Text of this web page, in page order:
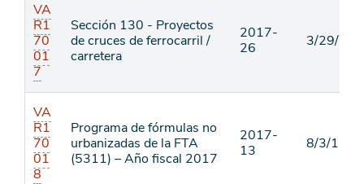
VA
R1
70
01
7
Sección 130 - Proyectos
de cruces de ferrocarril /
carretera
2017-
26
3/29/18
VA
R1
70
01
8
Programa de fórmulas no
urbanizadas de la FTA
(5311) – Año fiscal 2017
2017-
13
8/3/17